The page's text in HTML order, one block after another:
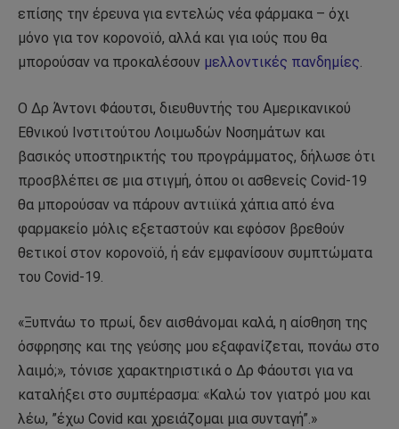
επίσης την έρευνα για εντελώς νέα φάρμακα – όχι
μόνο για τον κορονοϊό, αλλά και για ιούς που θα
μπορούσαν να προκαλέσουν μελλοντικές πανδημίες.
Ο Δρ Άντονι Φάουτσι, διευθυντής του Αμερικανικού
Εθνικού Ινστιτούτου Λοιμωδών Νοσημάτων και
βασικός υποστηρικτής του προγράμματος, δήλωσε ότι
προσβλέπει σε μια στιγμή, όπου οι ασθενείς Covid-19
θα μπορούσαν να πάρουν αντιιϊκά χάπια από ένα
φαρμακείο μόλις εξεταστούν και εφόσον βρεθούν
θετικοί στον κορονοϊό, ή εάν εμφανίσουν συμπτώματα
του Covid-19.
«Ξυπνάω το πρωί, δεν αισθάνομαι καλά, η αίσθηση της
όσφρησης και της γεύσης μου εξαφανίζεται, πονάω στο
λαιμό;», τόνισε χαρακτηριστικά ο Δρ Φάουτσι για να
καταλήξει στο συμπέρασμα: «Καλώ τον γιατρό μου και
λέω, ”έχω Covid και χρειάζομαι μια συνταγή”.»